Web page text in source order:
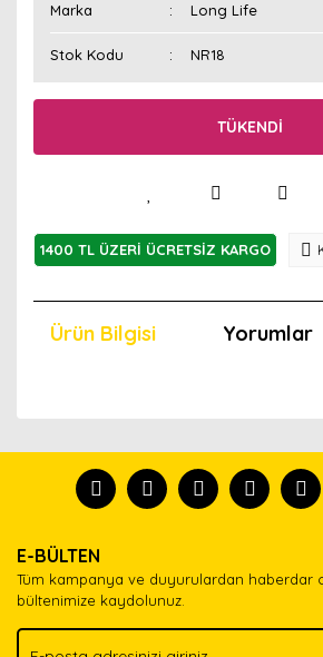
Marka Long Life
Stok Kodu NR18
TÜKENDİ
1400 TL ÜZERİ ÜCRETSİZ KARGO
Ürün Bilgisi Yorumlar
tanısın.
formunu kullanarak tarafımıza
Görüş ve önerileriniz için teşekkür
Ürün açıklamasında eksik bilgiler
Ürün bilgilerinde hatalar bulunuyor.
Ürün fiyatı diğer sitelerden daha pahalı.
E-BÜLTEN
Tüm kampanya ve duyurulardan haberdar
bültenimize kaydolunuz.